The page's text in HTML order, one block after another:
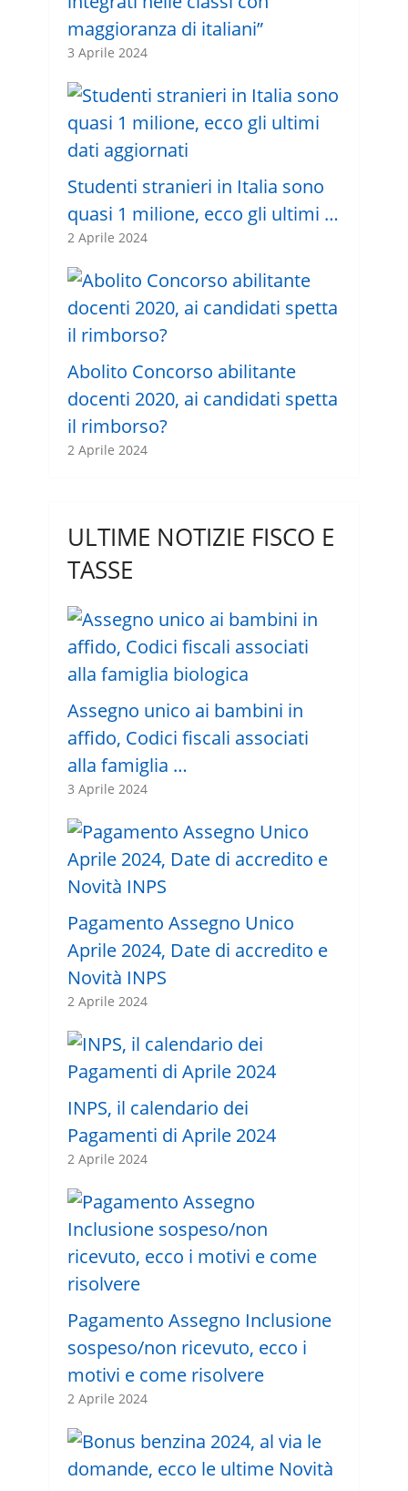
maggioranza di italiani”
3 Aprile 2024
Studenti stranieri in Italia sono
quasi 1 milione, ecco gli ultimi …
2 Aprile 2024
Abolito Concorso abilitante
docenti 2020, ai candidati spetta
il rimborso?
2 Aprile 2024
ULTIME NOTIZIE FISCO E
TASSE
Assegno unico ai bambini in
affido, Codici fiscali associati
alla famiglia …
3 Aprile 2024
Pagamento Assegno Unico
Aprile 2024, Date di accredito e
Novità INPS
2 Aprile 2024
INPS, il calendario dei
Pagamenti di Aprile 2024
2 Aprile 2024
Pagamento Assegno Inclusione
sospeso/non ricevuto, ecco i
motivi e come risolvere
2 Aprile 2024